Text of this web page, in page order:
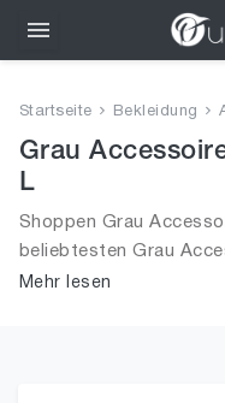
Bekleidung
Schuhe
Startseite Bekleidung
Grau
L
Shoppen Grau
beliebtesten Grau
Accessoires in Größe L
Mehr lesen